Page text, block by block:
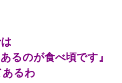
るのが食べ頃です』
るわ